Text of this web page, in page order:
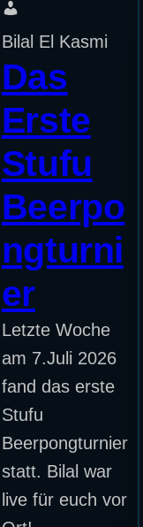
Bilal El Kasmi
Das
Erste
Stufu
Beerpo
ngturni
er
Letzte Woche
am 7.Juli 2026
fand das erste
Stufu
Beerpongturnier
statt. Bilal war
live für euch vor